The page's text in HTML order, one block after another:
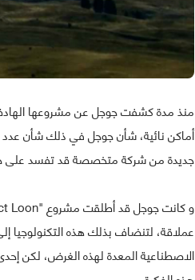
منذ مدة كشفت جوجل عن مشروعها
أماكن نائية، شأن جوجل في ذلك شأن عدد
جديدة من شركة متخصصة قد تفسد على
عملاقة، لتنضاف بذلك هذه التكنولوجيا
الاصطناعية المعدة لهذه الغرض، لكن